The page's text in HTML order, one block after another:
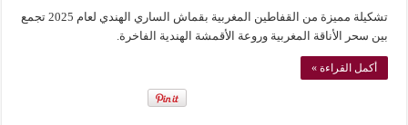
تشكيلة مميزة من القفاطين المغربية بقماش الساري الهندي لعام 2025 تجمع
بين سحر الأناقة المغربية وروعة الأقمشة الهندية الفاخرة.
أكمل القراءة »